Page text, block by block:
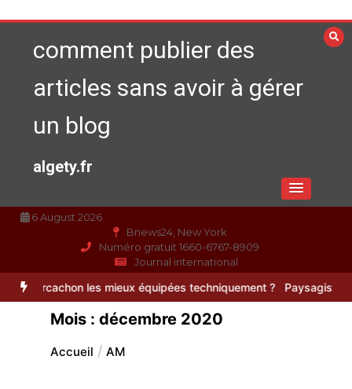
au
contenucomment publier des
articles sans avoir à gérer
un blog
algety.fr
6 August 2026
Bnews24, New York
Numéro gratuit 1660-6767-8909
Journal international
équipées techniquement ? Paysagiste à Sainte-Eulalie : ce qui
Mois : décembre 2020
Accueil AM